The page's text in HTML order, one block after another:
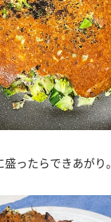
ったらできあがり。